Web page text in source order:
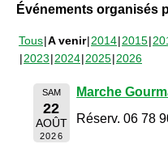
Événements organisés
Tous A venir 2014 2015
2023 2024 2025 2026
SAM
22
AOÛT
2026
Marche
Réserv. 06 78